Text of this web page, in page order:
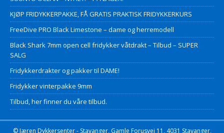
KJØP FRIDYKKERPAKKE, FÅ GRATIS PRAKTISK FRIDYKKERKURS
FreeDive PRO Black Limestone – dame og herremodell
Black Shark 7mm open cell fridykker våtdrakt – Tilbud – SUPER
SALG
Fridykkerdrakter og pakker til DAME!
Fridykker vinterpakke 9mm
Tilbud, her finner du våre tilbud.
© Jæren Dykkersenter - Stavanger, Gamle Forusvei 11, 4031 Stavanger,